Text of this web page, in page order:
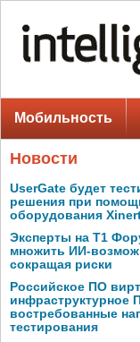
Мобильность
Новости
UserGate будет
решения при
оборудования
Эксперты на Т1
множить ИИ-
сокращая риски
Российское ПО
инфраструктурное
востребованные
тестирования